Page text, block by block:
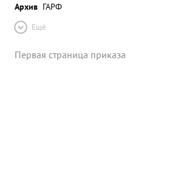
Архив ГАРФ
Ещё
Первая страница приказа